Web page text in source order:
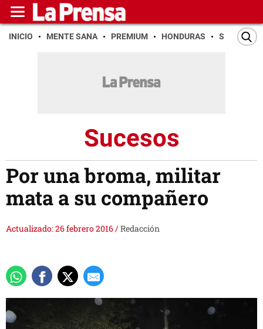
INICIO MENTE SANA PREMIUM HONDURAS SAN PEDRO
Sucesos
Por una broma, militar
mata a su compañero
Actualizado: 26 febrero 2016/Redacción